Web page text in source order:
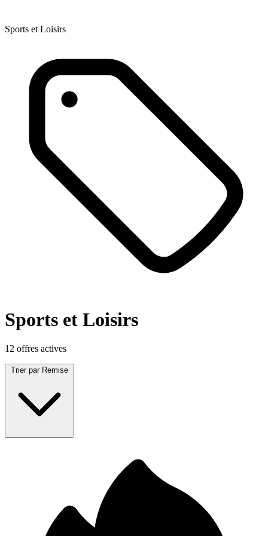
Sports et Loisirs
Sports et Loisirs
12 offres actives
Trier par Remise